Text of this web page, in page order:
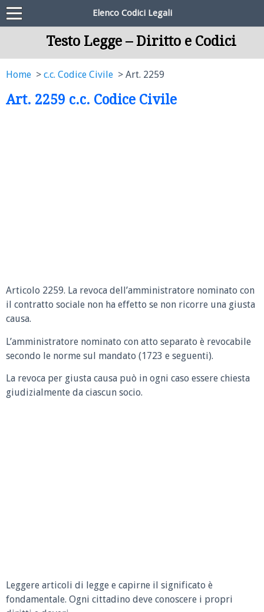
Elenco Codici Legali
Testo Legge – Diritto e Codici
Home c.c. Codice Civile Art. 2259
Art. 2259 c.c. Codice Civile
Articolo 2259. La revoca dell’amministratore nominato con
il contratto sociale non ha effetto se non ricorre una giusta
causa.
L’amministratore nominato con atto separato è revocabile
secondo le norme sul mandato (1723 e seguenti).
La revoca per giusta causa può in ogni caso essere chiesta
giudizialmente da ciascun socio.
Leggere articoli di legge e capirne il significato è
fondamentale. Ogni cittadino deve conoscere i propri